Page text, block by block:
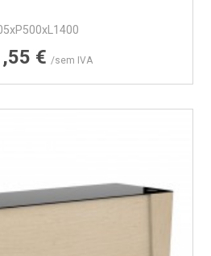
Preço
€ /sem IVA